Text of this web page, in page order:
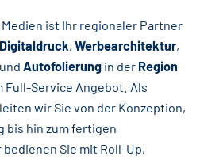
ist Ihr regionaler Partner
Digitaldruck, Werbearchitektur,
und Autofolierung in der Region
Full-Service Angebot. Als
wir Sie von der Konzeption,
bis hin zum fertigen
Sie mit Roll-Up,